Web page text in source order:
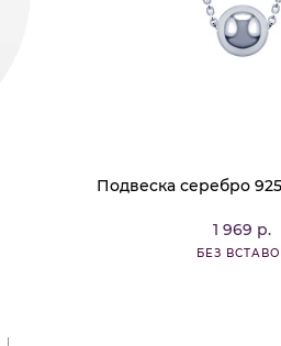
Подвеска серебро
1 969 р.
БЕЗ